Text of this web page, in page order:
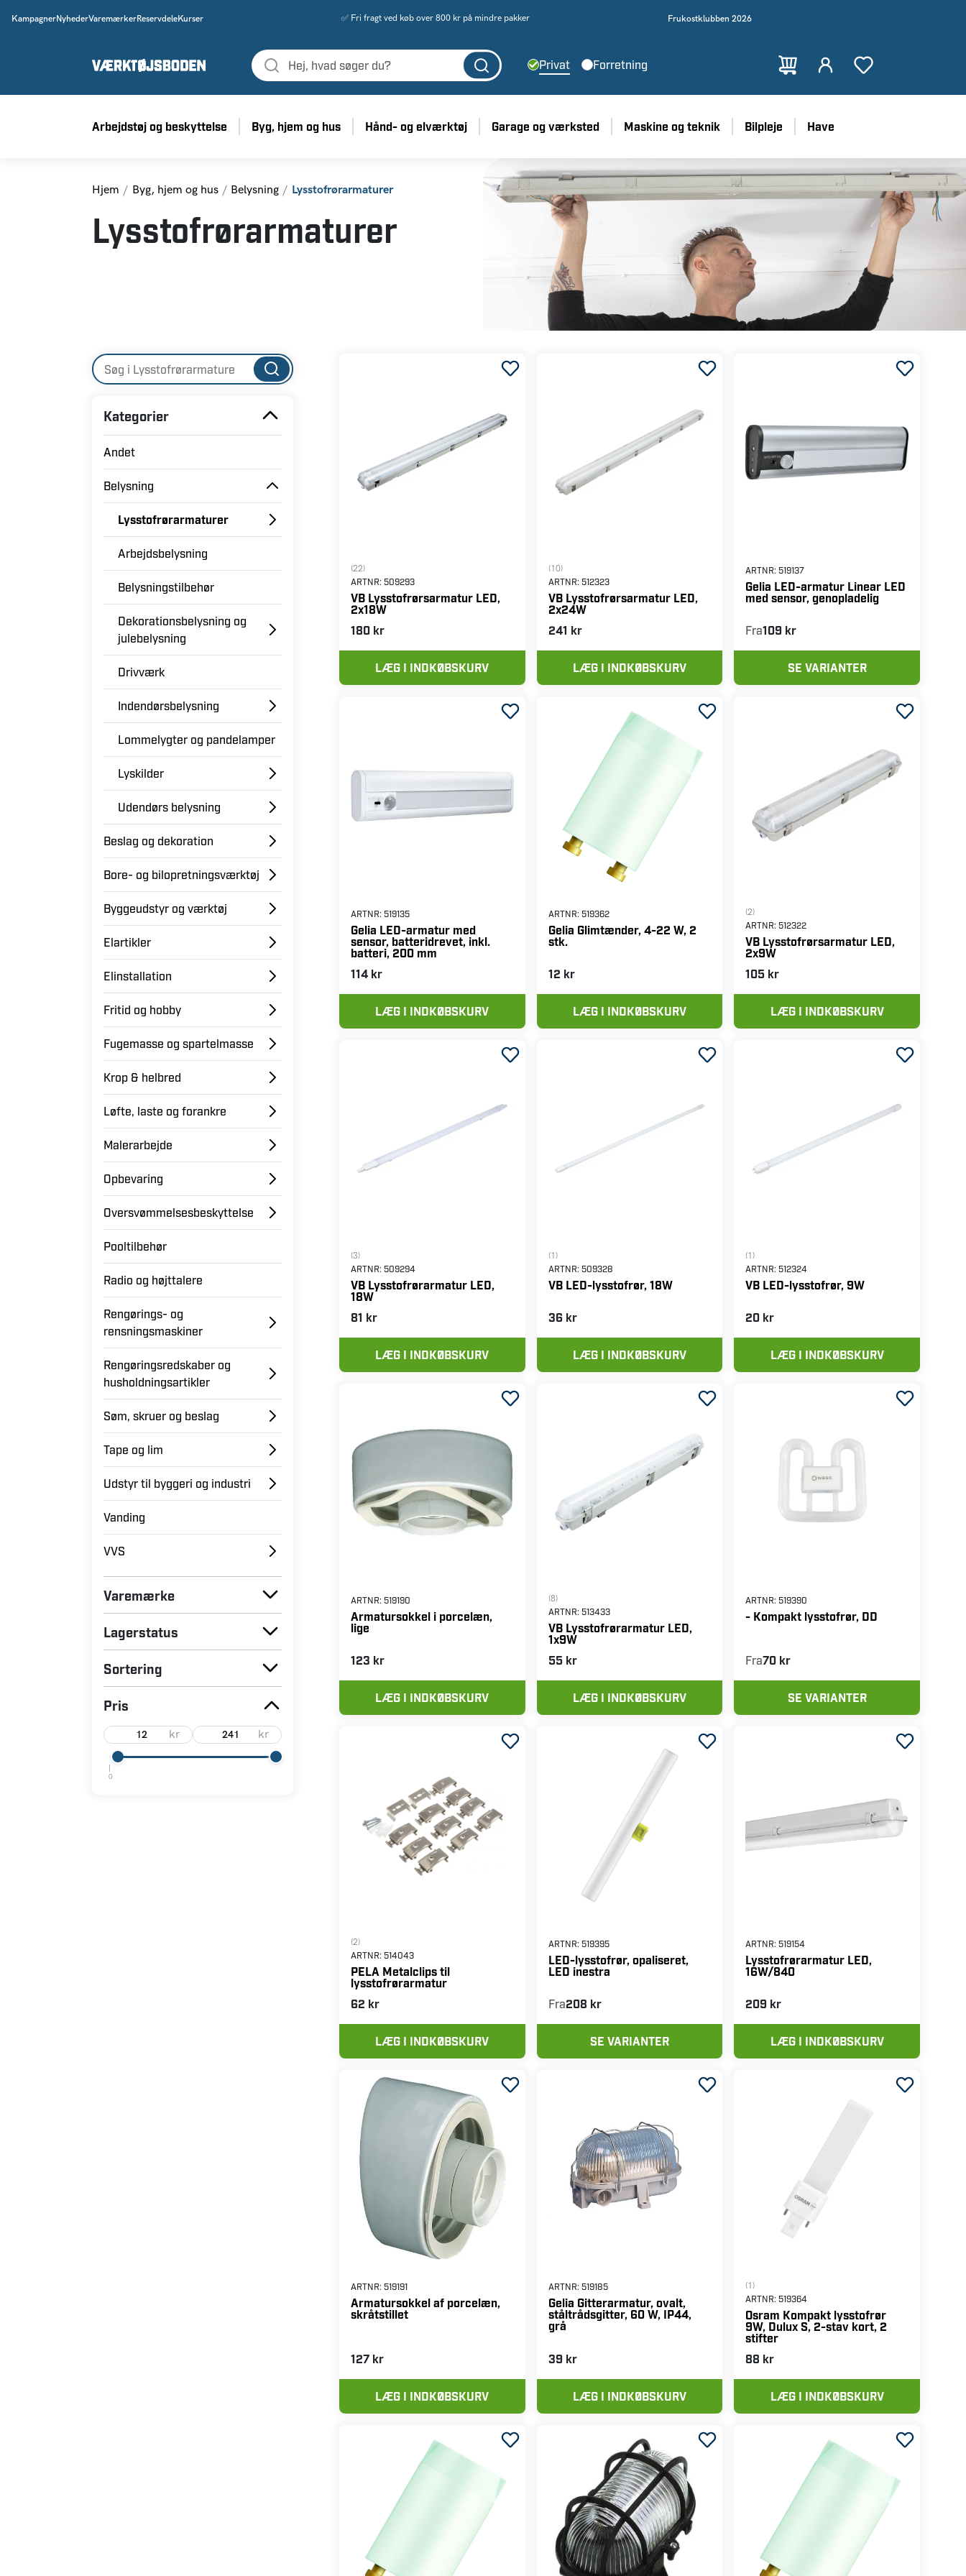
KampagnerNyhederVaremærkerReservdeleKurser ✅ Fri fragt ved køb over 800 kr på mindre pakker Frukostklubben 2026
Privat Forretning
Arbejdstøj og beskyttelse Byg, hjem og hus Hånd- og elværktøj Garage og værksted Maskine og teknik Bilpleje Have
Hjem Byg, hjem og hus Belysning Lysstofrørarmaturer
Lysstofrørarmaturer
Kategorier
Andet
Belysning
Lysstofrørarmaturer
Arbejdsbelysning
Belysningstilbehør
Dekorationsbelysning og
julebelysning
Drivværk
Indendørsbelysning
Lommelygter og pandelamper
Lyskilder
Udendørs belysning
Beslag og dekoration
Bore- og bilopretningsværktøj
Byggeudstyr og værktøj
Elartikler
Elinstallation
Fritid og hobby
Fugemasse og spartelmasse
Krop & helbred
Løfte, laste og forankre
Malerarbejde
Opbevaring
Oversvømmelsesbeskyttelse
Pooltilbehør
Radio og højttalere
Rengørings- og
rensningsmaskiner
Rengøringsredskaber og
husholdningsartikler
Søm, skruer og beslag
Tape og lim
Udstyr til byggeri og industri
Vanding
VVS
Varemærke
Lagerstatus
Sortering
Pris
kr kr
0
(22)
ARTNR: 509293
VB Lysstofrørsarmatur LED,
2x18W
180 kr
LÆG I INDKØBSKURV
(10)
ARTNR: 512323
VB Lysstofrørsarmatur LED,
2x24W
241 kr
LÆG I INDKØBSKURV
ARTNR:519137
Gelia LED-armatur Linear LED
med sensor, genopladelig
Fra109 kr
SE VARIANTER
ARTNR: 519135
Gelia LED-armatur med
sensor, batteridrevet, inkl.
batteri, 200 mm
114 kr
LÆG I INDKØBSKURV
ARTNR: 519362
Gelia Glimtænder, 4-22 W, 2
stk.
12 kr
LÆG I INDKØBSKURV
(2)
ARTNR:512322
VB Lysstofrørsarmatur LED,
2x9W
105 kr
LÆG I INDKØBSKURV
(3)
ARTNR: 509294
VB Lysstofrørarmatur LED,
18W
81 kr
LÆG I INDKØBSKURV
(1)
ARTNR: 509328
VB LED-lysstofrør, 18W
36 kr
LÆG I INDKØBSKURV
(1)
ARTNR:512324
VB LED-lysstofrør, 9W
20 kr
LÆG I INDKØBSKURV
ARTNR: 519190
Armatursokkel i porcelæn,
lige
123 kr
LÆG I INDKØBSKURV
(8)
ARTNR: 513433
VB Lysstofrørarmatur LED,
1x9W
55 kr
LÆG I INDKØBSKURV
ARTNR:519390
- Kompakt lysstofrør, DD
Fra70 kr
SE VARIANTER
(2)
ARTNR: 514043
PELA Metalclips til
lysstofrørarmatur
62 kr
LÆG I INDKØBSKURV
ARTNR: 519395
LED-lysstofrør, opaliseret,
LED inestra
Fra208 kr
SE VARIANTER
ARTNR:519154
Lysstofrørarmatur LED,
16W/840
209 kr
LÆG I INDKØBSKURV
ARTNR: 519191
Armatursokkel af porcelæn,
skråtstillet
127 kr
LÆG I INDKØBSKURV
ARTNR: 519185
Gelia Gitterarmatur, ovalt,
ståltrådsgitter, 60 W, IP44,
grå
39 kr
LÆG I INDKØBSKURV
(1)
ARTNR:519364
Osram Kompakt lysstofrør
9W, Dulux S, 2-stav kort, 2
stifter
88 kr
LÆG I INDKØBSKURV